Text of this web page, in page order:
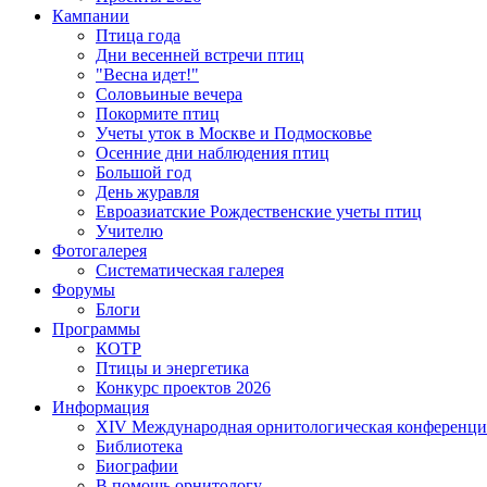
Кампании
Птица года
Дни весенней встречи птиц
"Весна идет!"
Соловьиные вечера
Покормите птиц
Учеты уток в Москве и Подмосковье
Осенние дни наблюдения птиц
Большой год
День журавля
Евроазиатские Рождественские учеты птиц
Учителю
Фотогалерея
Систематическая галерея
Форумы
Блоги
Программы
КОТР
Птицы и энергетика
Конкурс проектов 2026
Информация
XIV Международная орнитологическая
Библиотека
Биографии